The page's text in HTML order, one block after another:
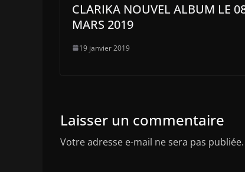
CLARIKA NOUVEL ALBUM LE
MARS 2019
19 janvier 2019
Laisser un commentaire
Votre adresse e-mail ne sera pas publiée.